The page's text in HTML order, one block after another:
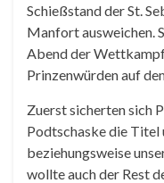
Schießstand der St.
Manfort ausweichen.
Abend der
Prinzenwürden auf
Zuerst sicherten sich
Podtschaske die Titel
beziehungsweise
wollte auch der Rest